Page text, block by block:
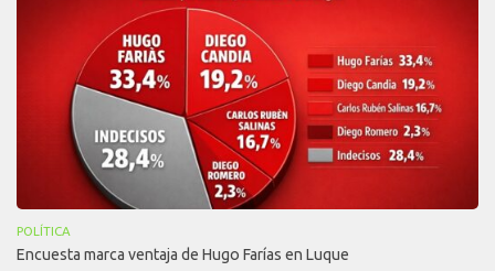
POLÍTICA
Encuesta marca ventaja de Hugo Farías en Luque